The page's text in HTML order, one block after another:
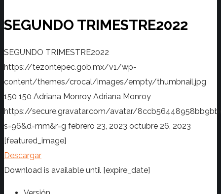
SEGUNDO TRIMESTRE2022
SEGUNDO TRIMESTRE2022
https://tezontepec.gob.mx/v1/wp-
content/themes/crocal/images/empty/thumbnail.jpg
150 150 Adriana Monroy Adriana Monroy
https://secure.gravatar.com/avatar/
s=96&d=mm&r=g febrero 23, 2023 octubre 26, 2023
[featured_image]
Descargar
Download is available until [expire_date]